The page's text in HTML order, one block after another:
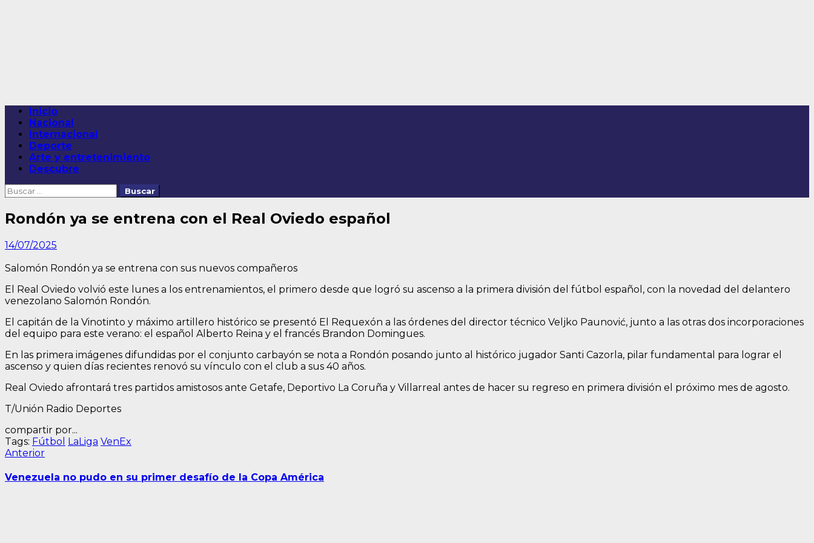
Menú
principal
Inicio
Nacional
Internacional
Deporte
Arte y entretenimiento
Descubre
Buscar:
Rondón ya se entrena con el Real Oviedo español
14/07/2025
Salomón Rondón ya se entrena con sus nuevos compañeros
El Real Oviedo volvió este lunes a los entrenamientos, el primero desde que logró su ascenso a la primera división del fútbol español, con la novedad del delantero
venezolano Salomón Rondón.
El capitán de la Vinotinto y máximo artillero histórico se presentó El Requexón a las órdenes del director técnico Veljko Paunović, junto a las otras dos incorporaciones
del equipo para este verano: el español Alberto Reina y el francés Brandon Domingues.
En las primera imágenes difundidas por el conjunto carbayón se nota a Rondón posando junto al histórico jugador Santi Cazorla, pilar fundamental para lograr el
ascenso y quien días recientes renovó su vínculo con el club a sus 40 años.
Real Oviedo afrontará tres partidos amistosos ante Getafe, Deportivo La Coruña y Villarreal antes de hacer su regreso en primera división el próximo mes de agosto.
T/Unión Radio Deportes
compartir por...
Tags: Fútbol LaLiga VenEx
Navegación
de
AnteriorEntrada
Venezuela no pudo en su primer desafío de la Copa América